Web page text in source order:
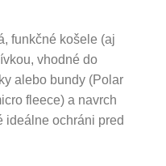
funkčné košele (aj
vhodné do
alebo bundy (Polar
fleece) a navrch
ideálne ochráni pred